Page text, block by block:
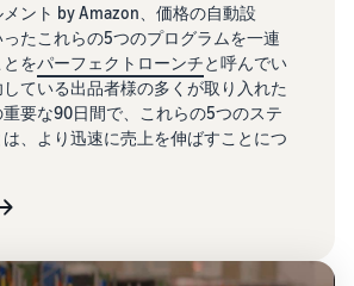
ント by Amazon、価格の自動設
たこれらの5つのプログラムを一連
をパーフェクトローンチと呼んでい
ている出品者様の多くが取り入れた
要な90日間で、これらの5つのステ
、より迅速に売上を伸ばすことにつ